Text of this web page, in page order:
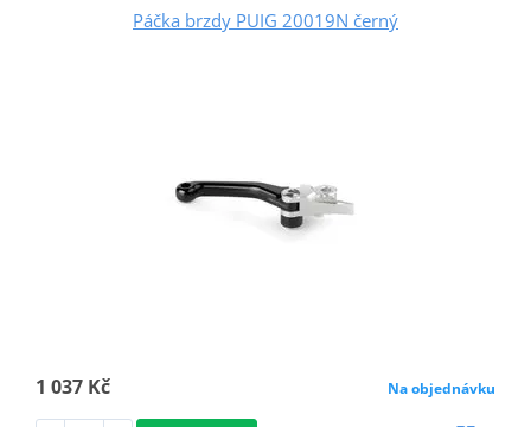
Páčka brzdy PUIG 20019N černý
1 037 Kč Na objednávku